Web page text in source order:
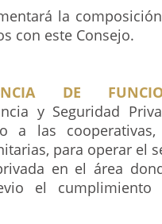
la
con este Consejo.
DE
y Seguridad
a las
para operar el
en el área
el